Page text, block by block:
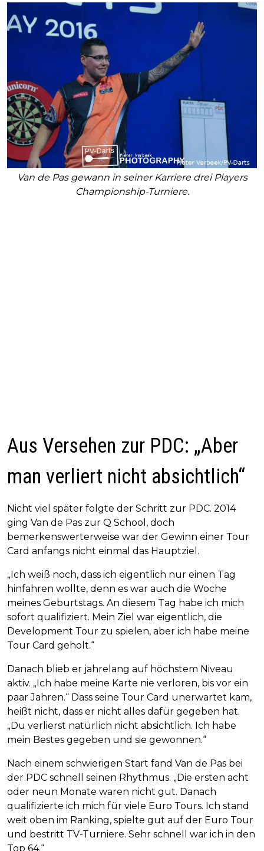
Van de Pas gewann in seiner Karriere drei Players
Championship-Turniere.
Aus Versehen zur PDC: „Aber
man verliert nicht absichtlich“
Nicht viel später folgte der Schritt zur PDC. 2014
ging Van de Pas zur Q School, doch
bemerkenswerterweise war der Gewinn einer Tour
Card anfangs nicht einmal das Hauptziel.
„Ich weiß noch, dass ich eigentlich nur einen Tag
hinfahren wollte, denn es war auch die Woche
meines Geburtstags. An diesem Tag habe ich mich
sofort qualifiziert. Mein Ziel war eigentlich, die
Development Tour zu spielen, aber ich habe meine
Tour Card geholt.“
Danach blieb er jahrelang auf höchstem Niveau
aktiv. „Ich habe meine Karte nie verloren, bis vor ein
paar Jahren.“ Dass seine Tour Card unerwartet kam,
heißt nicht, dass er nicht alles dafür gegeben hat.
„Du verlierst natürlich nicht absichtlich. Ich habe
mein Bestes gegeben und sie gewonnen.“
Nach einem schwierigen Start fand Van de Pas bei
der PDC schnell seinen Rhythmus. „Die ersten acht
oder neun Monate waren nicht gut. Danach
qualifizierte ich mich für viele Euro Tours. Ich stand
weit oben im Ranking, spielte gut auf der Euro Tour
und bestritt TV-Turniere. Sehr schnell war ich in den
Top 64.“